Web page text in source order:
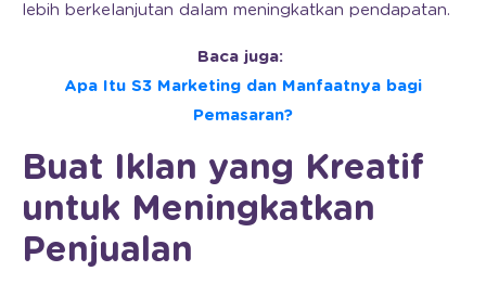
lebih berkelanjutan dalam meningkatkan pendapatan.
Baca juga:
Apa Itu S3 Marketing dan Manfaatnya bagi
Pemasaran?
Buat Iklan yang Kreatif
untuk Meningkatkan
Penjualan